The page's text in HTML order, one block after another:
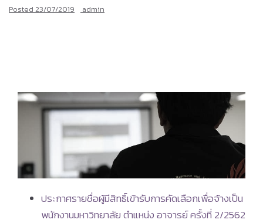
Posted 23/07/2019 admin
ประกาศรายชื่อผู้มีสิทธิ์เข้ารับการคัดเลือกเพื่อจ้างเป็น
พนักงานมหาวิทยาลัย ตำแหน่ง อาจารย์ ครั้งที่ 2/2562